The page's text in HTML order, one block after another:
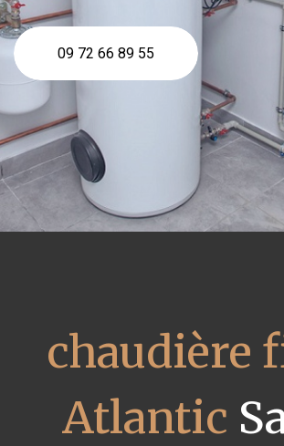
09 72 66 89 55
chaudière
Atlantic